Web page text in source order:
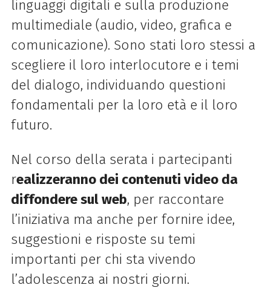
linguaggi digitali e sulla produzione
multimediale (audio, video, grafica e
comunicazione). Sono stati loro stessi a
scegliere il loro interlocutore e i temi
del dialogo, individuando questioni
fondamentali per la loro età e il loro
futuro.
Nel corso della serata i partecipanti
realizzeranno dei contenuti video da
diffondere sul web, per raccontare
l’iniziativa ma anche per fornire idee,
suggestioni e risposte su temi
importanti per chi sta vivendo
l’adolescenza ai nostri giorni.